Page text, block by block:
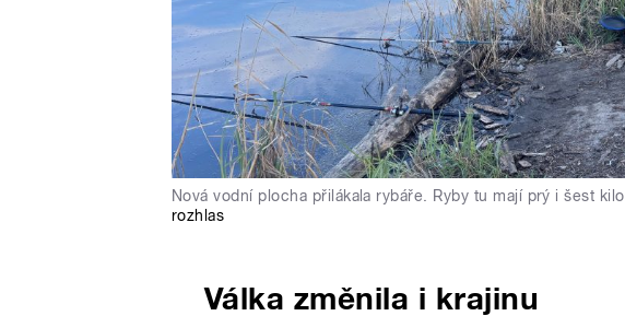
Nová vodní plocha přilákala rybáře. Ryby tu mají prý i šest kilo
rozhlas
Válka změnila i krajinu